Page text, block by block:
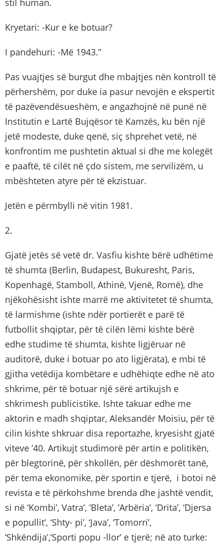
Kryetari: -Kur e ke botuar?
I pandehuri: -Më 1943.”
Pas vuajtjes së burgut dhe mbajtjes nën kontroll të
përhershëm, por duke ia pasur nevojën e ekspertit
të pazëvendësueshëm, e angazhojnë në punë në
Institutin e Lartë Bujqësor të Kamzës, ku bën një
jetë modeste, duke qenë, siç shprehet vetë, në
konfrontim me pushtetin aktual si dhe me kolegët
e paaftë, të cilët në çdo sistem, me servilizëm, u
mbështeten atyre për të ekzistuar.
Jetën e përmbylli në vitin 1981.
2.
Gjatë jetës së vetë dr. Vasfiu kishte bërë udhëtime
të shumta (Berlin, Budapest, Bukuresht, Paris,
Kopenhagë, Stamboll, Athinë, Vjenë, Romë), dhe
njëkohësisht ishte marrë me aktivitetet të shumta,
të larmishme (ishte ndër portierët e parë të
futbollit shqiptar, për të cilën lëmi kishte bërë
edhe studime të shumta, kishte ligjëruar në
auditorë, duke i botuar po ato ligjërata), e mbi të
gjitha vetëdija kombëtare e udhëhiqte edhe në ato
shkrime, për të botuar një sërë artikujsh e
shkrimesh publicistike. Ishte takuar edhe me
aktorin e madh shqiptar, Aleksandër Moisiu, për të
cilin kishte shkruar disa reportazhe, kryesisht gjatë
viteve ’40. Artikujt studimorë për artin e politikën,
për blegtorinë, për shkollën, për dëshmorët tanë,
për tema ekonomike, për sportin e tjerë, i botoi në
revista e të përkohshme brenda dhe jashtë vendit,
si në ‘Kombi’, Vatra’, ‘Bleta’, ‘Arbëria’, ‘Drita’, ‘Djersa
e popullit’, ‘Shty- pi’, ‘Java’, ‘Tomorri’,
‘Shkëndija’,‘Sporti popu -llor’ e tjerë; në ato turke: